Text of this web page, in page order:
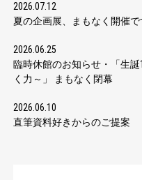
2026.07.12
夏の企画展、まもなく開催で
2026.06.25
臨時休館のお知らせ・「生
く力～」 まもなく閉幕
2026.06.10
直筆資料好きからのご提案